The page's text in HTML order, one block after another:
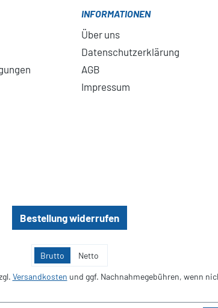
INFORMATIONEN
Über uns
Datenschutzerklärung
AGB
Impressum
Bestellung widerrufen
Brutto Netto
Versandkosten und ggf. Nachnahmegebühren, wenn